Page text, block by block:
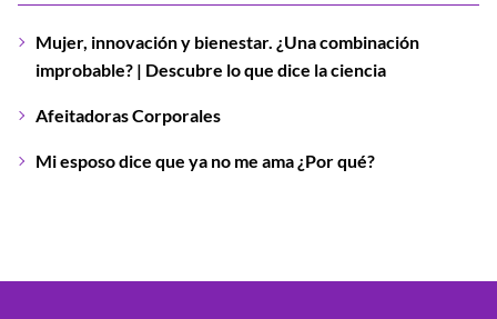
Mujer, innovación y bienestar. ¿Una combinación
improbable? | Descubre lo que dice la ciencia
Afeitadoras Corporales
Mi esposo dice que ya no me ama ¿Por qué?